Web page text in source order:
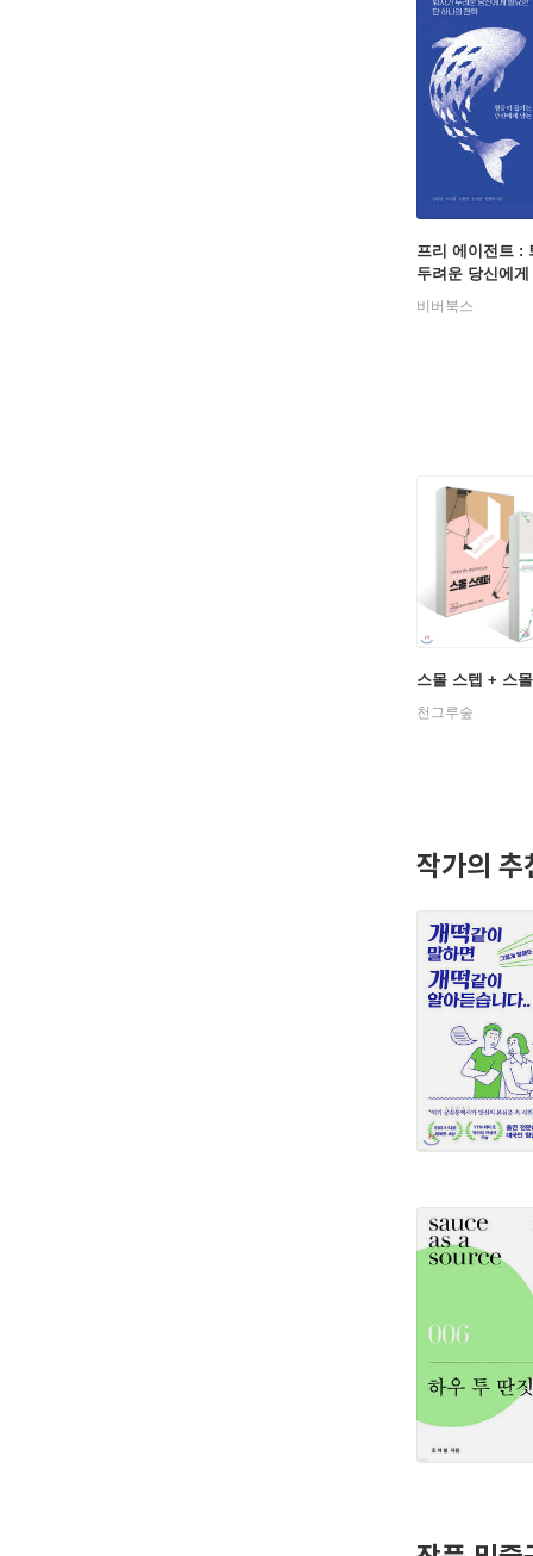
프리 에이전트 :
두려운 당신에
단 하나의 전략
비버북스
스몰 스텝 + 스
천그루숲
작가의 추